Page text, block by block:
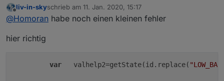
weiß nicht, ob ich alle verstanden habe
@liv-in-skysagte inScript mit Tabelle der Batterie
Offline
liv-in-skyschrieb am 11. Jan. 2020, 15:17
zuletzt editiert von
@Homoran habe noch einen kleinen fehler
hier richtig
var
   valhelp2=getState(id.replace(